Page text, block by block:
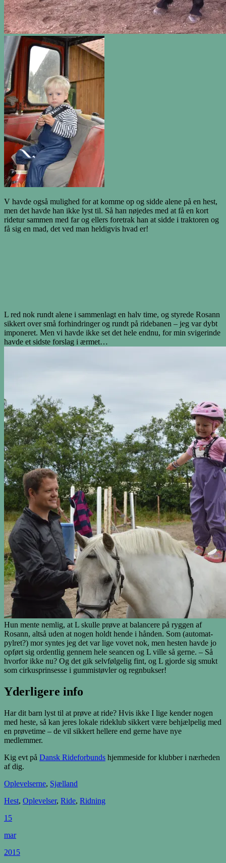
V havde også mulighed for at komme op og sidde alene på en hest,
men det havde han ikke lyst til. Så han nøjedes med at få en kort
ridetur sammen med far og ellers foretrak han at sidde i traktoren og
få sig en mad, det ved man heldigvis hvad er!
L red nok rundt alene i sammenlagt en halv time, og styrede Rosann
sikkert over små forhindringer og rundt på ridebanen – jeg var dybt
imponeret. Men vi havde ikke set det hele endnu, for min svigerinde
havde et sidste forslag i ærmet…
Hun mente nemlig, at L skulle prøve at balancere på ryggen af
Rosann, altså uden at nogen holdt hende i hånden. Som (automat-
pylret?) mor syntes jeg det var lige vovet nok, men hesten havde jo
opført sig ordentlig gennem hele seancen og L ville så gerne. – Så
hvorfor ikke nu? Og det gik selvfølgelig fint, og L gjorde sig smukt
som cirkusprinsesse i gummistøvler og regnbukser!
Yderligere info
Har dit barn lyst til at prøve at ride? Hvis ikke I lige kender nogen
med heste, så kan jeres lokale rideklub sikkert være behjælpelig med
en prøvetime – de vil sikkert hellere end gerne have nye
medlemmer.
Kig evt på Dansk Rideforbunds hjemmeside for klubber i nærheden
af dig.
Oplevelserne, Sjælland
Hest, Oplevelser, Ride, Ridning
15
mar
2015